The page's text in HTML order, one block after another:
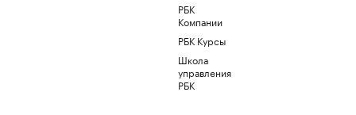
РБК
Компании
РБК Курсы
Школа
управления
РБК